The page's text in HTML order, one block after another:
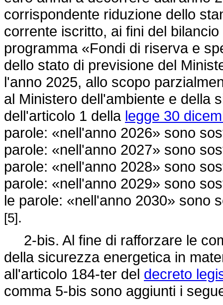
corrispondente riduzione dello
corrente iscritto, ai fini del
programma «Fondi di riserva e
dello stato di previsione del
l'anno 2025, allo scopo
al Ministero dell'ambiente e della
dell'articolo 1 della legge 30
parole: «nell'anno 2026» sono
parole: «nell'anno 2027» sono
parole: «nell'anno 2028» sono
parole: «nell'anno 2029» sono
le parole: «nell'anno 2030» sono
[5].
2-bis. Al fine di rafforzare le
della sicurezza energetica in
all'articolo 184-ter del decreto
comma 5-bis sono aggiunti i